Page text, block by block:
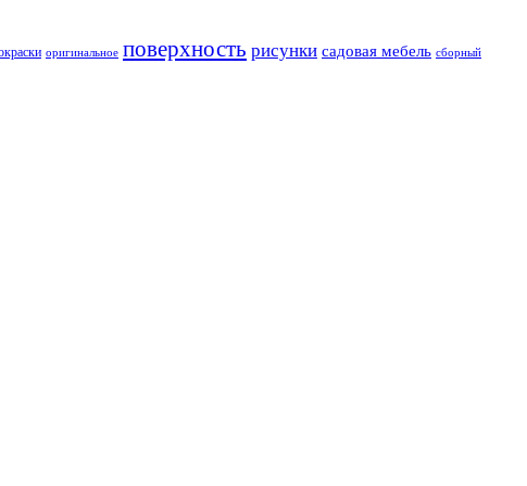
оригинальное поверхность рисунки садовая мебель сборный